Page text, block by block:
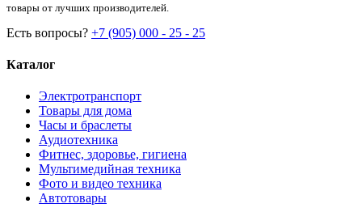
товары от лучших производителей.
Есть вопросы? +7 (905) 000 - 25 - 25
Каталог
Электротранспорт
Товары для дома
Часы и браслеты
Аудиотехника
Фитнес, здоровье, гигиена
Мультимедийная техника
Фото и видео техника
Автотовары